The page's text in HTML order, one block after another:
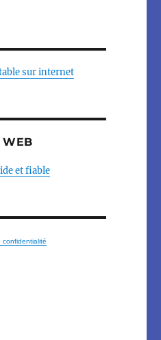
sur internet
WEB
et fiable
confidentialité